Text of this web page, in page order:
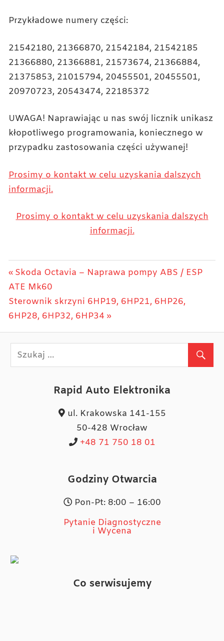
Przykładowe numery części:
21542180, 21366870, 21542184, 21542185
21366880, 21366881, 21573674, 21366884,
21375853, 21015794, 20455501, 20455501,
20970723, 20543474, 22185372
UWAGA! Naprawiając u nas swój licznik unikasz
kłopotliwego programowania, koniecznego w
przypadku zastosowania części używanej!
Prosimy o kontakt w celu uzyskania dalszych
informacji.
Prosimy o kontakt w celu uzyskania dalszych
informacji.
Nawigacja
wpisu
Previous
Post:
Skoda Octavia – Naprawa pompy ABS / ESP
ATE Mk60
Next
Post:
Sterownik skrzyni 6HP19, 6HP21, 6HP26,
6HP28, 6HP32, 6HP34
Rapid Auto Elektronika
ul. Krakowska 141-155
50-428 Wrocław
+48 71 750 18 01
Godziny Otwarcia
Pon-Pt: 8:00 – 16:00
Pytanie Diagnostyczne
i Wycena
Co serwisujemy